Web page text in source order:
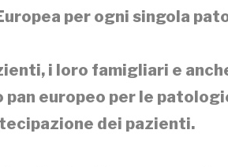
per ogni singola
i loro famigliari e
pan europeo per le
dei pazienti.